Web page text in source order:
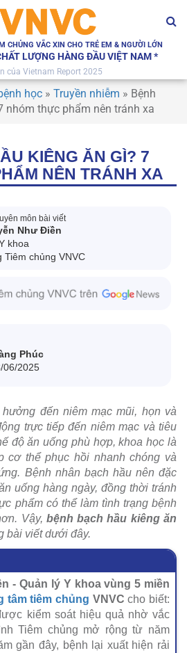
CHỦNG VẮC XIN CHO TRẺ EM & NGƯỜI LỚN
LƯỢNG HÀNG ĐẦU VIỆT NAM *
của Vietnam Report 2025
học » Truyền nhiễm » Bệnh
nhóm thực phẩm nên tránh xa
KIÊNG ĂN GÌ? 7
NÊN TRÁNH XA
môn bài viết
Như Điền
khoa
Tiêm chủng VNVC
Phúc
06/2025
đến niêm mạc mũi, họn và
trực tiếp đến niêm mạc và tiêu
độ ăn uống phù hợp, khoa học là
cơ thể phục hồi nhanh chóng và
Bệnh nhân bạch hầu nên đặc
uống hàng ngày, đồng thời tránh
phẩm có thể làm tình trạng bệnh
Vậy, bệnh bạch hầu kiêng ăn
bài viết dưới đây.
- Quản lý Y khoa vùng 5 miền
tâm tiêm chủng VNVC cho biết:
kiểm soát hiệu quả nhờ vắc
Tiêm chủng mở rộng từ năm
gần đây, bệnh lại xuất hiện rải